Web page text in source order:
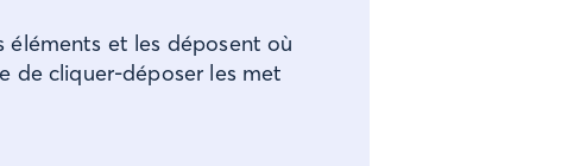
éléments et les déposent où
de cliquer-déposer les met